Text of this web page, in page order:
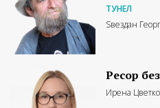
ТУНЕЛ
Ѕвездан
Ресор
Ирена